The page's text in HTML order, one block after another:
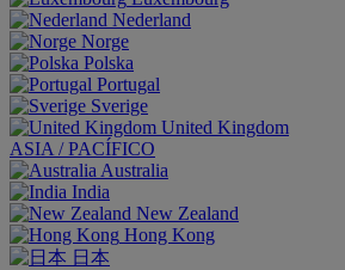
Nederland
Norge
Polska
Portugal
Sverige
United Kingdom
ASIA / PACÍFICO
Australia
India
New Zealand
Hong Kong
日本